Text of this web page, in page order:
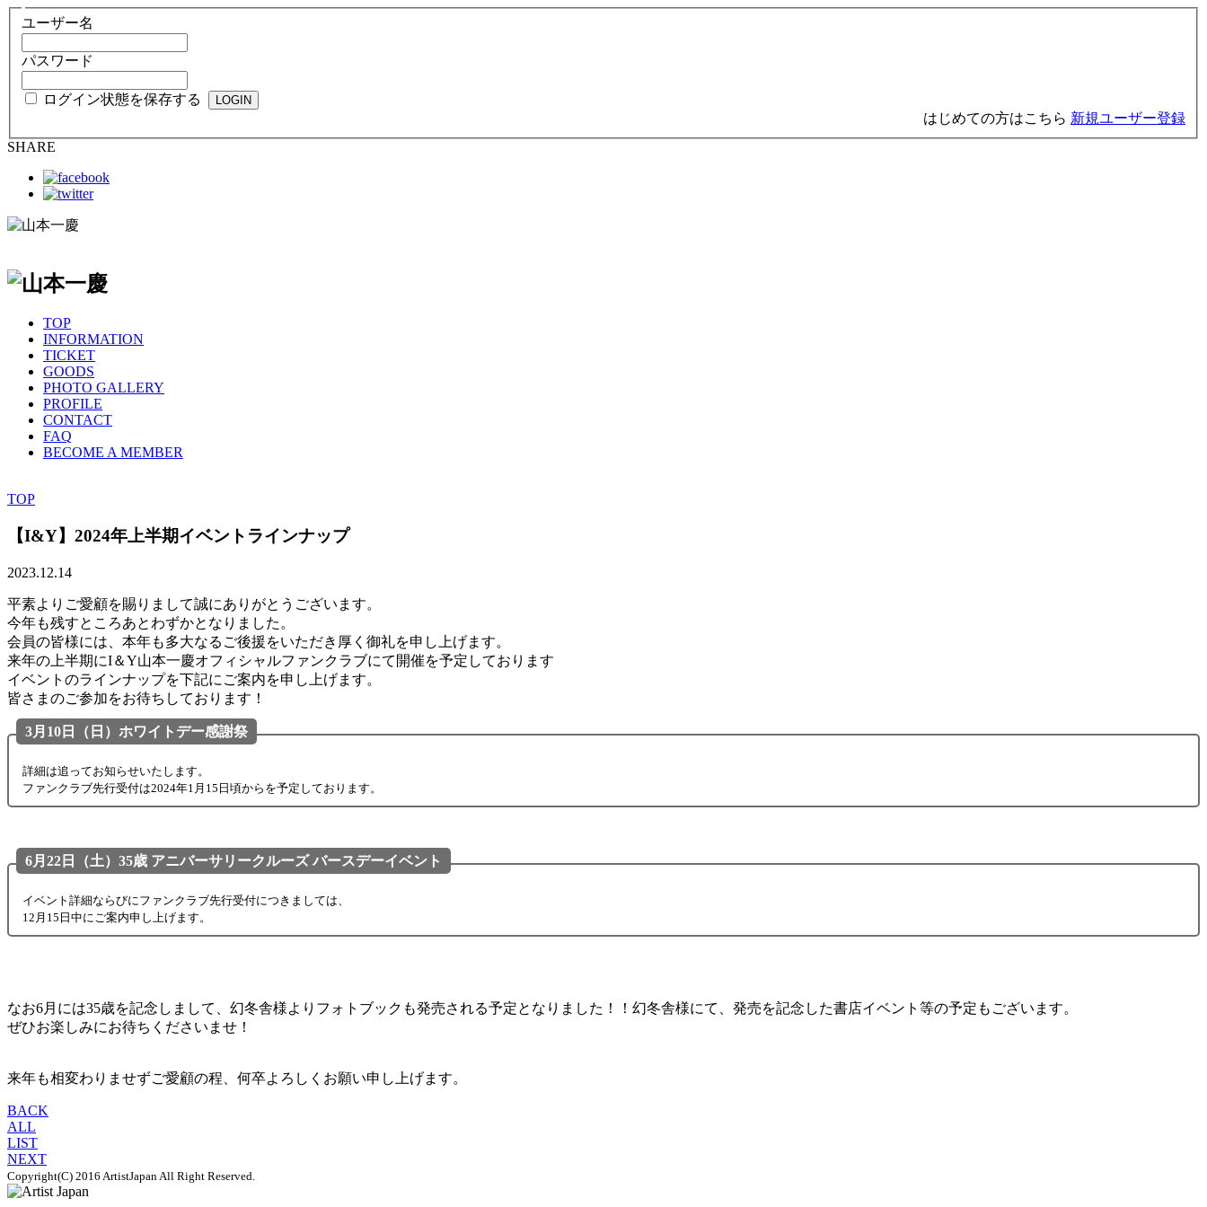
ユーザー名
パスワード
ログイン状態を保存する
はじめての方はこちら 新規ユーザー登録
SHARE
TOP
INFORMATION
TICKET
GOODS
PHOTO GALLERY
PROFILE
CONTACT
FAQ
BECOME A MEMBER
TOP
【I&Y】2024年上半期イベントラインナップ
2023.12.14
平素よりご愛顧を賜りまして誠にありがとうございます。
今年も残すところあとわずかとなりました。
会員の皆様には、本年も多大なるご後援をいただき厚く御礼を申し上げます。
来年の上半期にI＆Y山本一慶オフィシャルファンクラブにて開催を予定しております
イベントのラインナップを下記にご案内を申し上げます。
皆さまのご参加をお待ちしております！
3月10日（日）ホワイトデー感謝祭
詳細は追ってお知らせいたします。
ファンクラブ先行受付は2024年1月15日頃からを予定しております。
6月22日（土）35歳 アニバーサリークルーズ バースデーイベント
イベント詳細ならびにファンクラブ先行受付につきましては、
12月15日中にご案内申し上げます。
なお6月には35歳を記念しまして、幻冬舎様よりフォトブックも発売される予定となりました！！幻冬舎様にて、発売を記念した書店イベント等の予定もございます。
ぜひお楽しみにお待ちくださいませ！
来年も相変わりませずご愛顧の程、何卒よろしくお願い申し上げます。
BACK
ALL
LIST
NEXT
Copyright(C) 2016 ArtistJapan All Right Reserved.